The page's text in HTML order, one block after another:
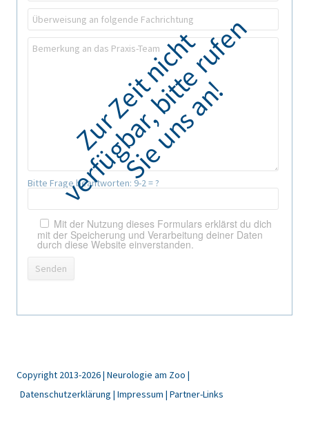
Bitte Frage beantworten: 9-2 = ?
Mit der Nutzung dieses Formulars erklärst du dich
mit der Speicherung und Verarbeitung deiner Daten
durch diese Website einverstanden.
Copyright 2013-2026 | Neurologie am Zoo |
Datenschutzerklärung Impressum Partner-Links